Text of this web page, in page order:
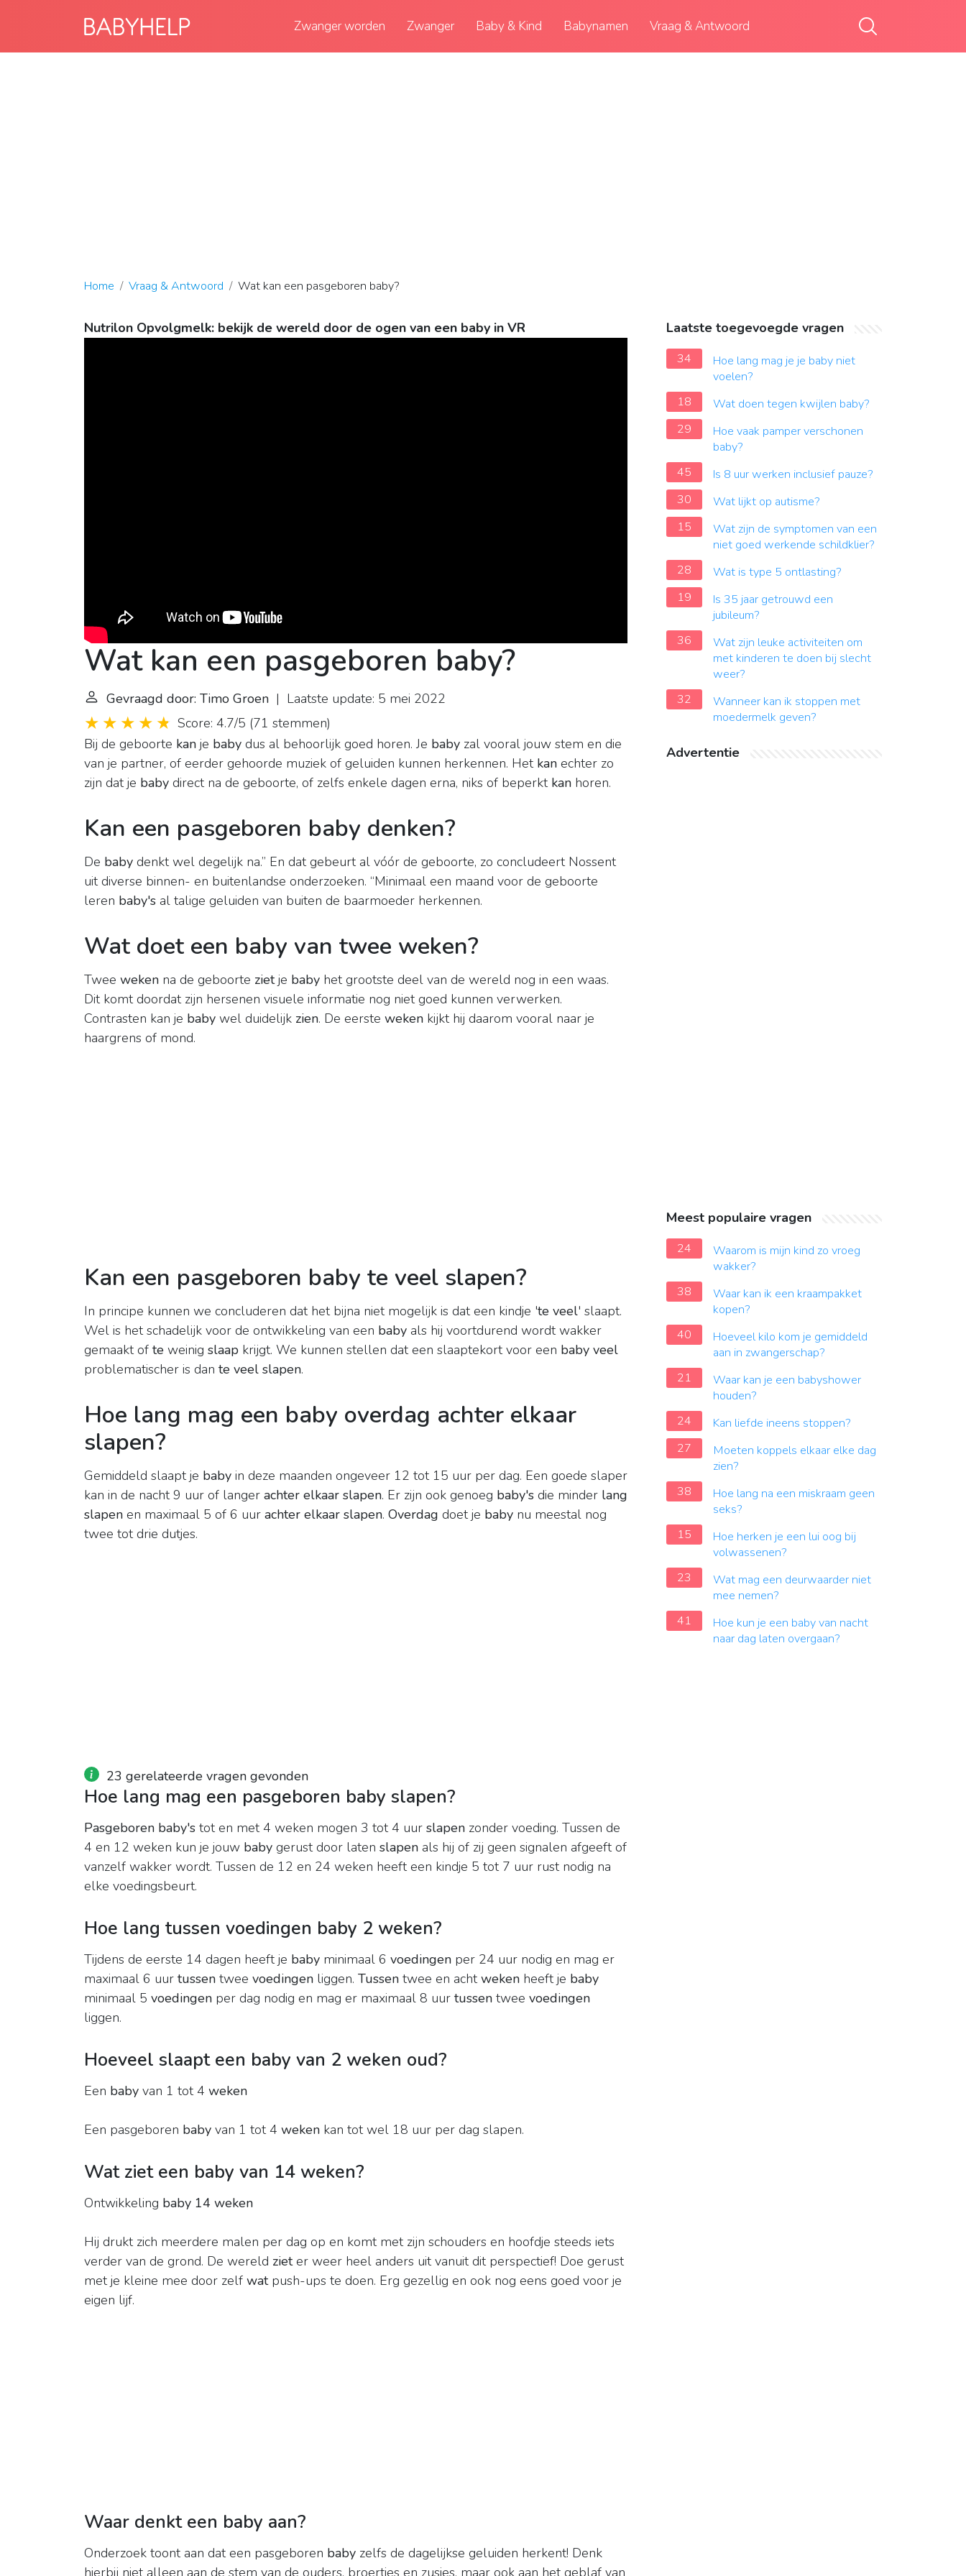
Zwanger worden Zwanger Baby & Kind Babynamen Vraag & Antwoord
Home Vraag & Antwoord Wat kan een pasgeboren baby?
Nutrilon Opvolgmelk: bekijk de wereld door de ogen van een baby in VR
Wat kan een pasgeboren baby?
Gevraagd door: Timo Groen | Laatste update: 5 mei 2022
Score: 4.7/5 (71 stemmen)
Bij de geboorte kan je baby dus al behoorlijk goed horen. Je baby zal vooral jouw stem en die
van je partner, of eerder gehoorde muziek of geluiden kunnen herkennen. Het kan echter zo
zijn dat je baby direct na de geboorte, of zelfs enkele dagen erna, niks of beperkt kan horen.
Kan een pasgeboren baby denken?
De baby denkt wel degelijk na.” En dat gebeurt al vóór de geboorte, zo concludeert Nossent
uit diverse binnen- en buitenlandse onderzoeken. “Minimaal een maand voor de geboorte
leren baby's al talige geluiden van buiten de baarmoeder herkennen.
Wat doet een baby van twee weken?
Twee weken na de geboorte zietje baby het grootste deel van de wereld nog in een waas.
Dit komt doordat zijn hersenen visuele informatie nog niet goed kunnen verwerken.
Contrasten kan je baby wel duidelijk zien. De eerste weken kijkt hij daarom vooral naar je
haargrens of mond.
Kan een pasgeboren baby te veel slapen?
In principe kunnen we concluderen dat het bijna niet mogelijk is dat een kindje 'te veel' slaapt.
Wel is het schadelijk voor de ontwikkeling van een baby als hij voortdurend wordt wakker
gemaakt of te weinig slaap krijgt. We kunnen stellen dat een slaaptekort voor een baby veel
problematischer is dan te veel slapen.
Hoe lang mag een baby overdag achter elkaar
slapen?
Gemiddeld slaapt je baby in deze maanden ongeveer 12 tot 15 uur per dag. Een goede slaper
kan in de nacht 9 uur of langer achter elkaar slapen. Er zijn ook genoeg baby's die minder lang
slapen en maximaal 5 of 6 uur achter elkaar slapen. Overdag doet je baby nu meestal nog
twee tot drie dutjes.
23 gerelateerde vragen gevonden
Hoe lang mag een pasgeboren baby slapen?
Pasgeboren baby's tot en met 4 weken mogen 3 tot 4 uur slapen zonder voeding. Tussen de
4 en 12 weken kun je jouw baby gerust door laten slapen als hij of zij geen signalen afgeeft of
vanzelf wakker wordt. Tussen de 12 en 24 weken heeft een kindje 5 tot 7 uur rust nodig na
elke voedingsbeurt.
Hoe lang tussen voedingen baby 2 weken?
Tijdens de eerste 14 dagen heeft je baby minimaal 6 voedingen per 24 uur nodig en mag er
maximaal 6 uur tussen twee voedingen liggen. Tussen twee en achtweken heeft je baby
minimaal 5 voedingen per dag nodig en mag er maximaal 8 uur tussen twee voedingen
liggen.
Hoeveel slaapt een baby van 2 weken oud?
Een baby van 1 tot 4 weken
Een pasgeboren baby van 1 tot 4 weken kan tot wel 18 uur per dag slapen.
Wat ziet een baby van 14 weken?
Ontwikkeling baby 14 weken
Hij drukt zich meerdere malen per dag op en komt met zijn schouders en hoofdje steeds iets
verder van de grond. De wereld zieter weer heel anders uit vanuit dit perspectief! Doe gerust
met je kleine mee door zelf watpush-ups te doen. Erg gezellig en ook nog eens goed voor je
eigen lijf.
Waar denkt een baby aan?
Onderzoek toont aan dat een pasgeboren baby zelfs de dagelijkse geluiden herkent! Denk
Laatste toegevoegde vragen
34
Hoe lang mag je je baby niet
voelen?
18
Wat doen tegen kwijlen baby?
29
Hoe vaak pamper verschonen
baby?
45
Is 8 uur werken inclusief pauze?
30
Wat lijkt op autisme?
15
Wat zijn de symptomen van een
niet goed werkende schildklier?
28
Wat is type 5 ontlasting?
19
Is 35 jaar getrouwd een
jubileum?
36
Wat zijn leuke activiteiten om
met kinderen te doen bij slecht
weer?
32
Wanneer kan ik stoppen met
moedermelk geven?
Advertentie
Meest populaire vragen
24
Waarom is mijn kind zo vroeg
wakker?
38
Waar kan ik een kraampakket
kopen?
40
Hoeveel kilo kom je gemiddeld
aan in zwangerschap?
21
Waar kan je een babyshower
houden?
24
Kan liefde ineens stoppen?
27
Moeten koppels elkaar elke dag
zien?
38
Hoe lang na een miskraam geen
seks?
15
Hoe herken je een lui oog bij
volwassenen?
23
Wat mag een deurwaarder niet
mee nemen?
41
Hoe kun je een baby van nacht
naar dag laten overgaan?